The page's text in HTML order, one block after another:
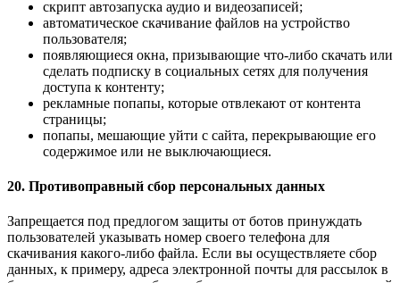
скрипт автозапуска аудио и видеозаписей;
автоматическое скачивание файлов на устройство
пользователя;
появляющиеся окна, призывающие что-либо скачать или
сделать подписку в социальных сетях для получения
доступа к контенту;
рекламные попапы, которые отвлекают от контента
страницы;
попапы, мешающие уйти с сайта, перекрывающие его
содержимое или не выключающиеся.
20. Противоправный сбор персональных данных
Запрещается под предлогом защиты от ботов принуждать
пользователей указывать номер своего телефона для
скачивания какого-либо файла. Если вы осуществляете сбор
данных, к примеру, адреса электронной почты для рассылок в